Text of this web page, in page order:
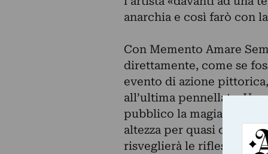
anarchia e così farò con
Con Memento Amare
direttamente, come se
evento di azione
all’ultima pennellata.
pubblico la magia della
altezza per quasi otto
risveglierà le riflessioni